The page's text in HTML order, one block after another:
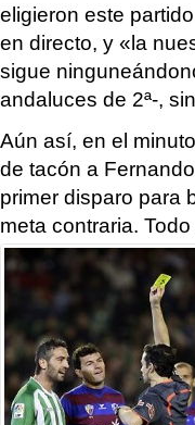
eligieron este
en directo, y «la
sigue
andaluces de 2ª-,
Aún así, en el
de tacón a
primer disparo para
meta contraria.